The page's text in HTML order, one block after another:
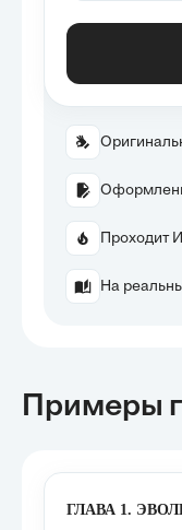
Проходит
На
Примеры
ГЛАВА 1.